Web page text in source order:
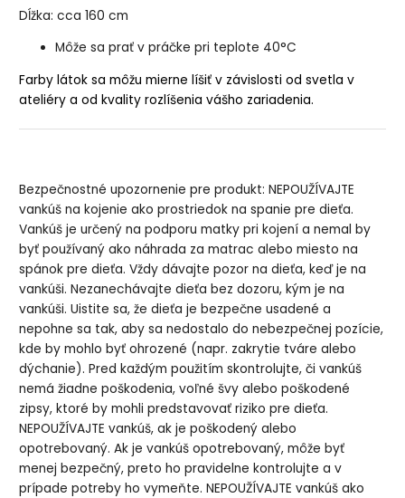
Dĺžka: cca 160 cm
Môže sa prať v práčke pri teplote 40°C
Farby látok sa môžu mierne líšiť v závislosti od svetla v
ateliéry a od kvality rozlíšenia vášho zariadenia.
Bezpečnostné upozornenie pre produkt: NEPOUŽÍVAJTE
vankúš na kojenie ako prostriedok na spanie pre dieťa.
Vankúš je určený na podporu matky pri kojení a nemal by
byť používaný ako náhrada za matrac alebo miesto na
spánok pre dieťa. Vždy dávajte pozor na dieťa, keď je na
vankúši. Nezanechávajte dieťa bez dozoru, kým je na
vankúši. Uistite sa, že dieťa je bezpečne usadené a
nepohne sa tak, aby sa nedostalo do nebezpečnej pozície,
kde by mohlo byť ohrozené (napr. zakrytie tváre alebo
dýchanie). Pred každým použitím skontrolujte, či vankúš
nemá žiadne poškodenia, voľné švy alebo poškodené
zipsy, ktoré by mohli predstavovať riziko pre dieťa.
NEPOUŽÍVAJTE vankúš, ak je poškodený alebo
opotrebovaný. Ak je vankúš opotrebovaný, môže byť
menej bezpečný, preto ho pravidelne kontrolujte a v
prípade potreby ho vymeňte. NEPOUŽÍVAJTE vankúš ako